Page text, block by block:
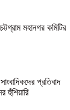
মহানগর কমিটির
প্রতিবাদ
হুঁশিয়ারি